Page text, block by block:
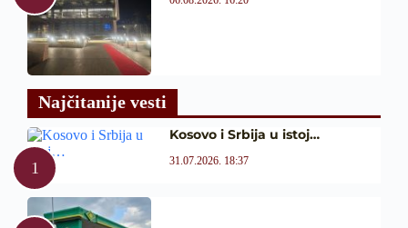
Najčitanije vesti
Kosovo i Srbija u istoj…
31.07.2026. 18:37